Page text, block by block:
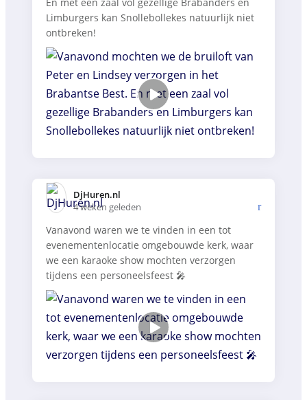
En met een zaal vol gezellige Brabanders en
Limburgers kan Snollebollekes natuurlijk niet
ontbreken!
DjHuren.nl️
4 weken geleden
Vanavond waren we te vinden in een tot
evenementenlocatie omgebouwde kerk, waar
we een karaoke show mochten verzorgen
tijdens een personeelsfeest 🎤